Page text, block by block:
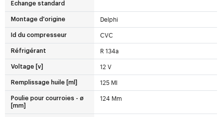
Echange standard
Montage d'origine Delphi
Id du compresseur CVC
Réfrigérant R 134a
Voltage [v] 12 V
Remplissage huile [ml] 125 Ml
Poulie pour courroies - ø
[mm]
124 Mm